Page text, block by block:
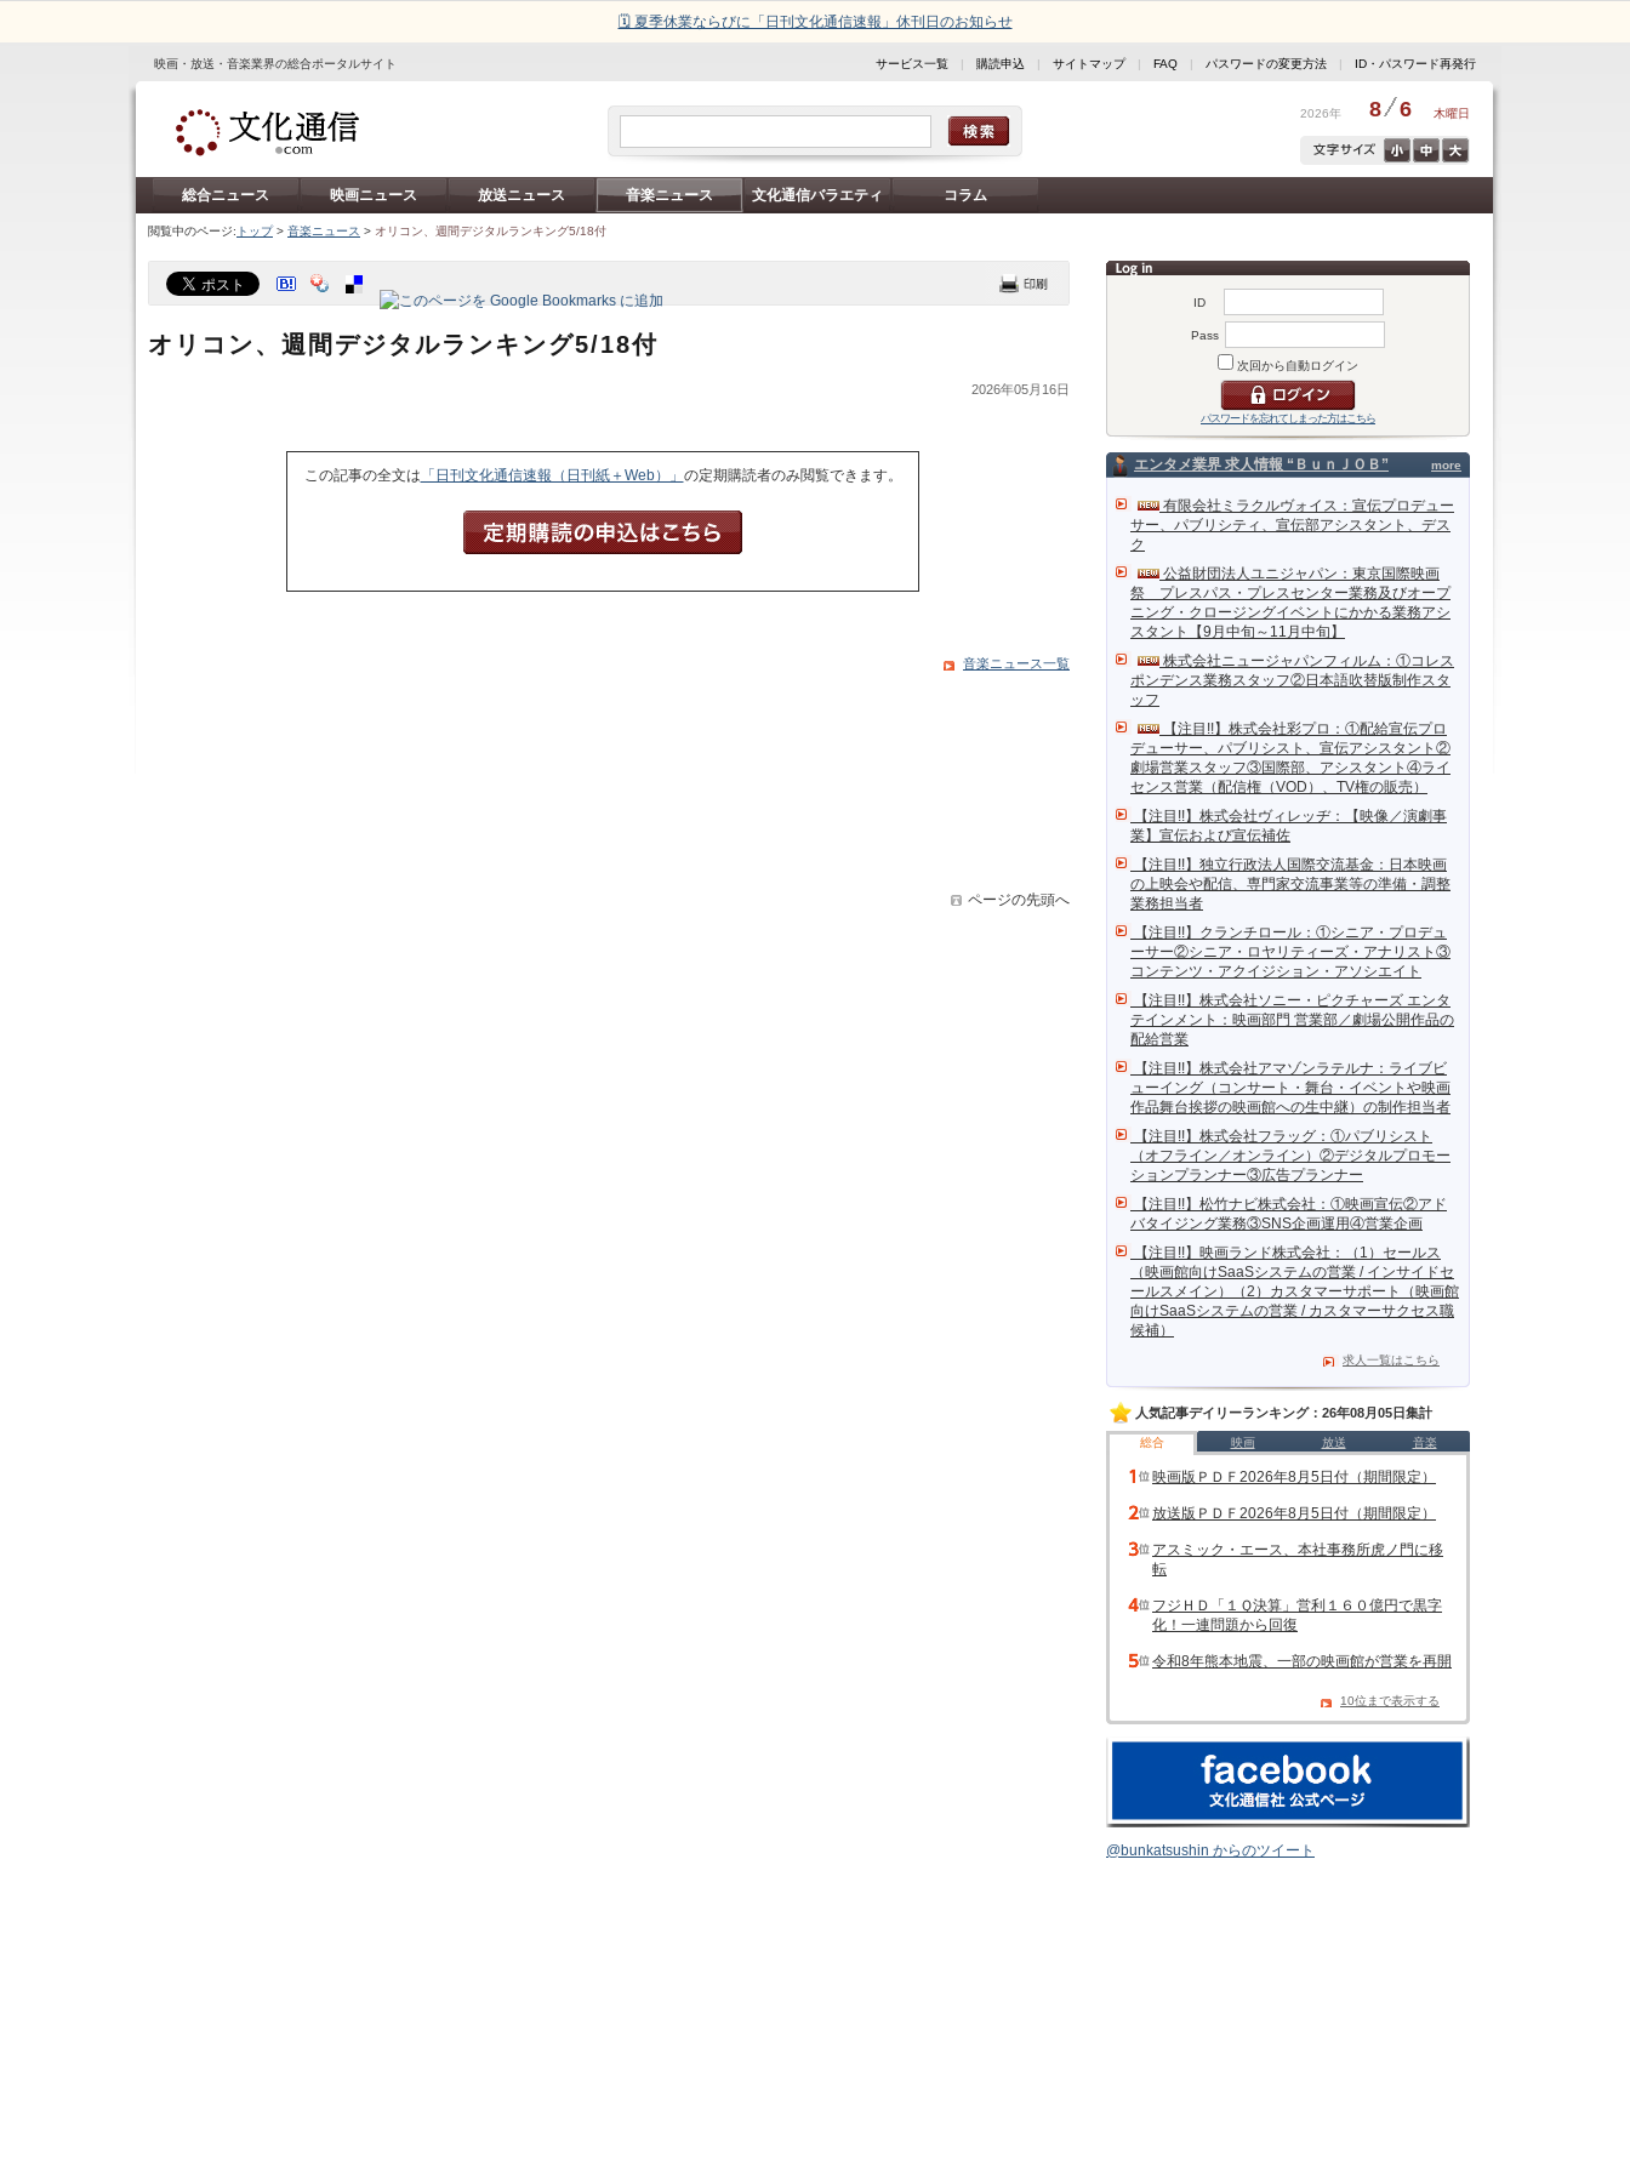
🗓️ 夏季休業ならびに「日刊文化通信速報」休刊日のお知らせ
映画・放送・音楽業界の総合ポータルサイト サービス一覧 | 購読申込 | サイトマップ| FAQ | パスワードの変更方法 | ID・パスワード再発行
2026年 8 6 木曜日
総合ニュース 映画ニュース 放送ニュース 音楽ニュース 文化通信バラエティ コラム
閲覧中のページ: トップ> 音楽ニュース > オリコン、週間デジタルランキング5/18付
ID
Pass
次回から自動ログイン
パスワードを忘れてしまった方はこちら
more
エンタメ業界 求人情報 “ＢｕｎＪＯＢ”
有限会社ミラクルヴォイス：宣伝プロデュー
サー、パブリシティ、宣伝部アシスタント、デス
ク
公益財団法人ユニジャパン：東京国際映画
祭 プレスパス・プレスセンター業務及びオープ
ニング・クロージングイベントにかかる業務アシ
スタント【9月中旬～11月中旬】
株式会社ニュージャパンフィルム：①コレス
ポンデンス業務スタッフ②日本語吹替版制作スタ
ッフ
【注目!!】株式会社彩プロ：①配給宣伝プロ
デューサー、パブリシスト、宣伝アシスタント②
劇場営業スタッフ③国際部、アシスタント④ライ
センス営業（配信権（VOD）、TV権の販売）
【注目!!】株式会社ヴィレッヂ：【映像／演劇事
業】宣伝および宣伝補佐
【注目!!】独立行政法人国際交流基金：日本映画
の上映会や配信、専門家交流事業等の準備・調整
業務担当者
【注目!!】クランチロール：①シニア・プロデュ
ーサー②シニア・ロヤリティーズ・アナリスト③
コンテンツ・アクイジション・アソシエイト
【注目!!】株式会社ソニー・ピクチャーズ エンタ
テインメント：映画部門 営業部／劇場公開作品の
配給営業
【注目!!】株式会社アマゾンラテルナ：ライブビ
ューイング（コンサート・舞台・イベントや映画
作品舞台挨拶の映画館への生中継）の制作担当者
【注目!!】株式会社フラッグ：①パブリシスト
（オフライン／オンライン）②デジタルプロモー
ションプランナー③広告プランナー
【注目!!】松竹ナビ株式会社：①映画宣伝②アド
バタイジング業務③SNS企画運用④営業企画
【注目!!】映画ランド株式会社：（1）セールス
（映画館向けSaaSシステムの営業 / インサイドセ
ールスメイン）（2）カスタマーサポート（映画館
向けSaaSシステムの営業 / カスタマーサクセス職
候補）
求人一覧はこちら
人気記事デイリーランキング：26年08月05日集計
総合 映画 放送 音楽
映画版ＰＤＦ2026年8月5日付（期間限定）
放送版ＰＤＦ2026年8月5日付（期間限定）
アスミック・エース、本社事務所虎ノ門に移
転
フジＨＤ「１Ｑ決算」営利１６０億円で黒字
化！一連問題から回復
令和8年熊本地震、一部の映画館が営業を再開
10位まで表示する
@bunkatsushin からのツイート
オリコン、週間デジタルランキング5/18付
2026年05月16日
この記事の全文は 「日刊文化通信速報（日刊紙＋Web）」 の定期購読者のみ閲覧できます。
音楽ニュース一覧
ページの先頭へ